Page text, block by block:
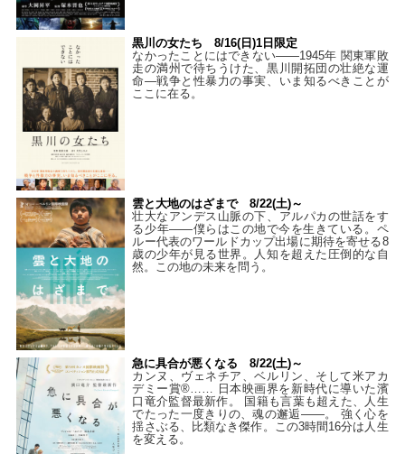
黒川の女たち 8/16(日)1日限定
なかったことにはできない——1945年 関東軍敗
走の満州で待ちうけた、黒川開拓団の壮絶な運
命―戦争と性暴力の事実、いま知るべきことが
ここに在る。
雲と大地のはざまで 8/22(土)～
壮大なアンデス山脈の下、アルパカの世話をす
る少年――僕らはこの地で今を生きている。ペ
ルー代表のワールドカップ出場に期待を寄せる8
歳の少年が見る世界。人知を超えた圧倒的な自
然。この地の未来を問う。
急に具合が悪くなる 8/22(土)～
カンヌ、ヴェネチア、ベルリン、そして米アカ
デミー賞®…… 日本映画界を新時代に導いた濱
口竜介監督最新作。 国籍も言葉も超えた、人生
でたった一度きりの、魂の邂逅――。 強く心を
揺さぶる、比類なき傑作。この3時間16分は人生
を変える。